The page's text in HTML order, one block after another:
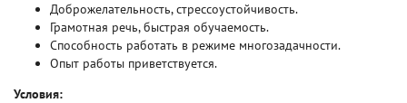
Доброжелательность, стрессоустойчивость.
Грамотная речь, быстрая обучаемость.
Способность работать в режиме многозадачности.
Опыт работы приветствуется.
Условия: